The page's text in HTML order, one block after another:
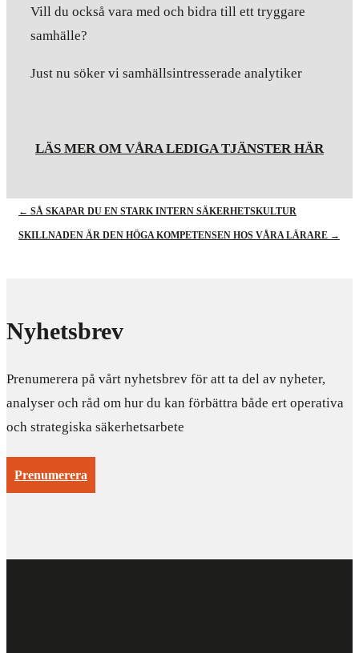
Vill du också vara med och bidra till ett tryggare
samhälle?
Just nu söker vi samhällsintresserade analytiker
LÄS MER OM VÅRA LEDIGA TJÄNSTER HÄR
← SÅ SKAPAR DU EN STARK INTERN SÄKERHETSKULTUR
SKILLNADEN ÄR DEN HÖGA KOMPETENSEN HOS VÅRA LÄRARE →
Nyhetsbrev
Prenumerera på vårt nyhetsbrev för att ta del av nyheter,
analyser och råd om hur du kan förbättra både ert operativa
och strategiska säkerhetsarbete
Prenumerera